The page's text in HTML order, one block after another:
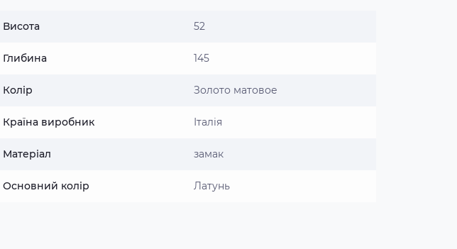
Висота 52
Глибина 145
Колір Золото матовое
Країна виробник Італія
Матеріал замак
Основний колір Латунь